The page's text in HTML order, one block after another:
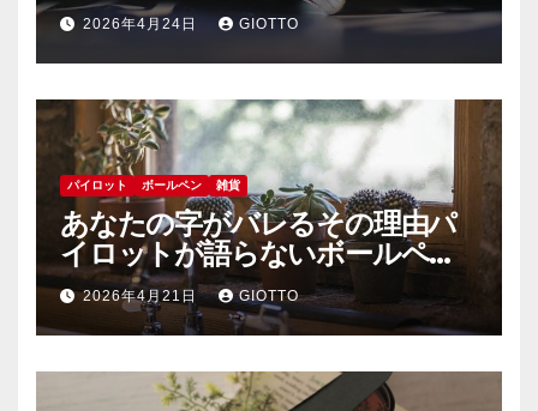
させる理由
2026年4月24日 GIOTTO
パイロット ボールペン 雑貨
あなたの字がバレるその理由パ
イロットが語らないボールペン
中毒社会の裏側
2026年4月21日 GIOTTO